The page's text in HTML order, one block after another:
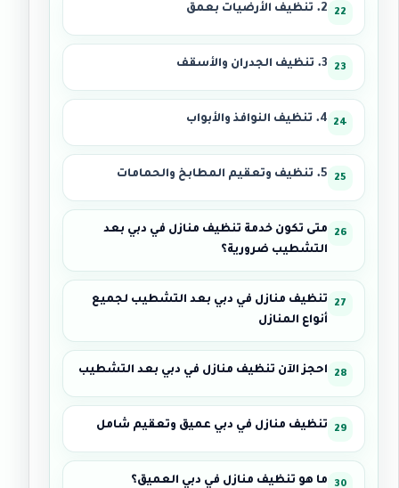
2. تنظيف الأرضيات بعمق
3. تنظيف الجدران والأسقف
4. تنظيف النوافذ والأبواب
5. تنظيف وتعقيم المطابخ والحمامات
متى تكون خدمة تنظيف منازل في دبي بعد
التشطيب ضرورية؟
تنظيف منازل في دبي بعد التشطيب لجميع
أنواع المنازل
احجز الآن تنظيف منازل في دبي بعد التشطيب
تنظيف منازل في دبي عميق وتعقيم شامل
ما هو تنظيف منازل في دبي العميق؟